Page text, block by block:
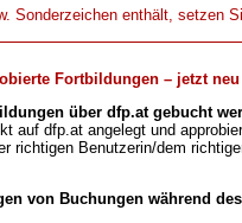
Sonderzeichen enthält, setzen
Fortbildungen – jetzt
über dfp.at gebucht
auf dfp.at angelegt und
richtigen Benutzerin/dem
von Buchungen während